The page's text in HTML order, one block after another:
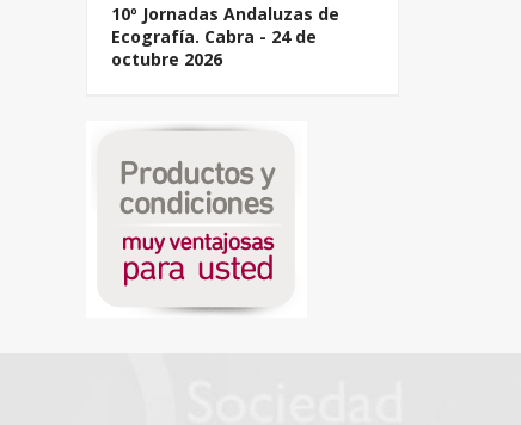
10º Jornadas Andaluzas de
Ecografía. Cabra - 24 de
octubre 2026